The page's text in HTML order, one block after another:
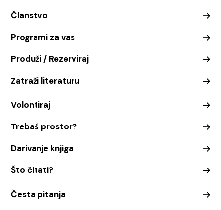
Članstvo
Programi za vas
Produži / Rezerviraj
Zatraži literaturu
Volontiraj
Trebaš prostor?
Darivanje knjiga
Što čitati?
Česta pitanja